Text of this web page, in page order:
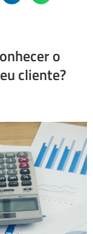
o
cliente?